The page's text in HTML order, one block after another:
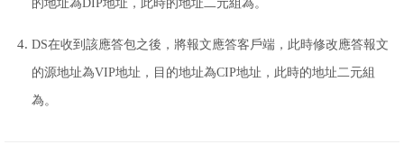
的地址為DIP地址，此時的地址二元組為。
DS在收到該應答包之後，將報文應答客戶端，此時修改應答報文
的源地址為VIP地址，目的地址為CIP地址，此時的地址二元組
為。